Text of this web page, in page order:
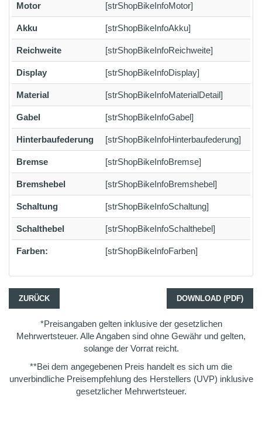
Motor [strShopBikeInfoMotor]
Akku [strShopBikeInfoAkku]
Reichweite [strShopBikeInfoReichweite]
Display [strShopBikeInfoDisplay]
Material [strShopBikeInfoMaterialDetail]
Gabel [strShopBikeInfoGabel]
Hinterbaufederung [strShopBikeInfoHinterbaufederung]
Bremse [strShopBikeInfoBremse]
Bremshebel [strShopBikeInfoBremshebel]
Schaltung [strShopBikeInfoSchaltung]
Schalthebel [strShopBikeInfoSchalthebel]
Farben: [strShopBikeInfoFarben]
ZURÜCK DOWNLOAD (PDF)
*Preisangaben gelten inklusive der gesetzlichen
Mehrwertsteuer. Alle Angaben sind ohne Gewähr und gelten,
solange der Vorrat reicht.
**Bei dem angegebenen Preis handelt es sich um die
unverbindliche Preisempfehlung des Herstellers (UVP) inklusive
gesetzlicher Mehrwertsteuer.